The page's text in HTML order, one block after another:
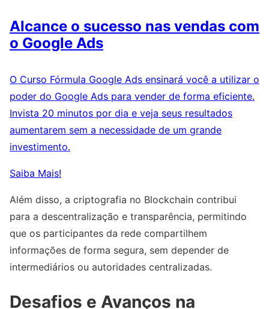
Alcance o sucesso nas vendas com
o Google Ads
O Curso Fórmula Google Ads ensinará você a utilizar o
poder do Google Ads para vender de forma eficiente.
Invista 20 minutos por dia e veja seus resultados
aumentarem sem a necessidade de um grande
investimento.
Saiba Mais!
Além disso, a criptografia no Blockchain contribui
para a descentralização e transparência, permitindo
que os participantes da rede compartilhem
informações de forma segura, sem depender de
intermediários ou autoridades centralizadas.
Desafios e Avanços na